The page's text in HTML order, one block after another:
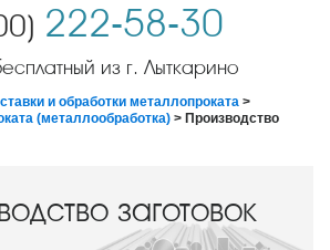
222-58-30
из г. Лыткарино
и обработки металлопроката >
(металлообработка) > Производство
заготовок